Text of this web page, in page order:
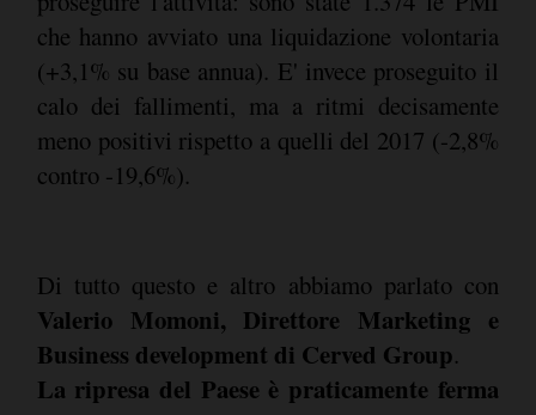
che hanno avviato una liquidazione volontaria
(+3,1% su base annua). E' invece proseguito il
calo dei fallimenti, ma a ritmi decisamente
meno positivi rispetto a quelli del 2017 (-2,8%
contro -19,6%).
Di tutto questo e altro abbiamo parlato con
Valerio Momoni, Direttore Marketing e
Business development di Cerved Group.
La ripresa del Paese è praticamente ferma